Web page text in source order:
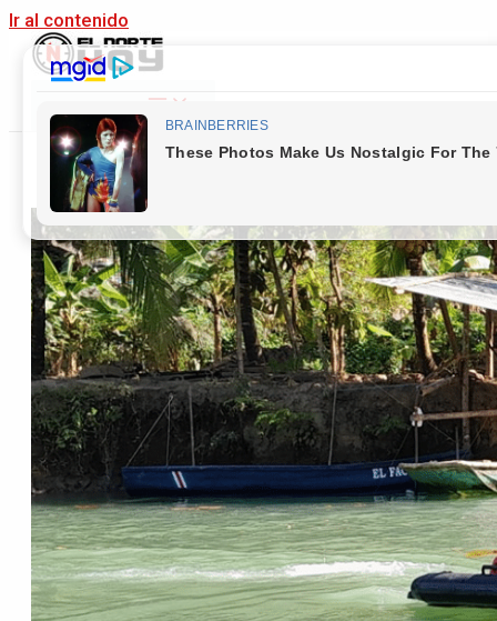
Ir al contenido
Main Menu